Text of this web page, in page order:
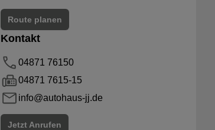
Route planen
Kontakt
04871 76150
04871 7615-15
info@autohaus-jj.de
Jetzt Anrufen